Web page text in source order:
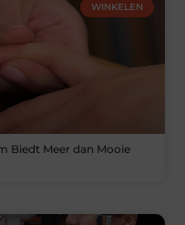
WINKELEN
Biedt Meer dan Mooie